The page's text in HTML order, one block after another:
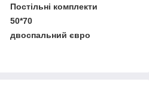
Постільні комплекти
50*70
двоспальний євро